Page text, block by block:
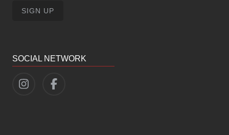
SOCIAL NETWORK